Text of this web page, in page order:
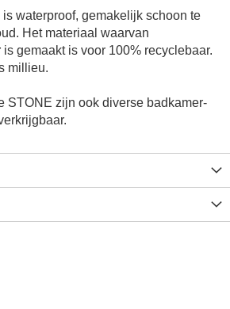
waterproof, gemakelijk schoon te
Het materiaal waarvan
is gemaakt is voor 100% recyclebaar.
millieu.
STONE zijn ook diverse badkamer-